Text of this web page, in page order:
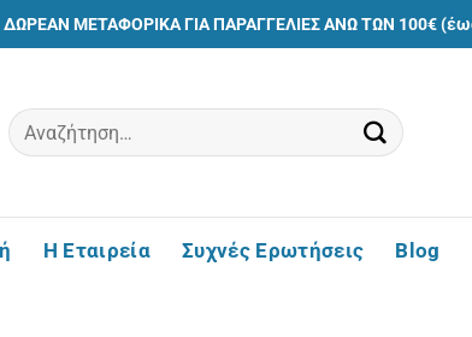
ΔΩΡΕΑΝ ΜΕΤΑΦΟΡΙΚΑ ΓΙΑ ΠΑΡΑΓΓΕΛΙΕΣ ΑΝΩ ΤΩΝ 100€
Αναζήτηση
για:
Η Εταιρεία Συχνές Ερωτήσεις Blog